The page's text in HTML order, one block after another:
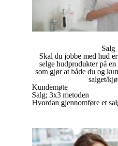
Salg
Skal du jobbe med hud
selge hudprodukter på
som gjør at både du og
salget/
Kundemøte
Salg; 3x3 metoden
Hvordan gjennomføre et